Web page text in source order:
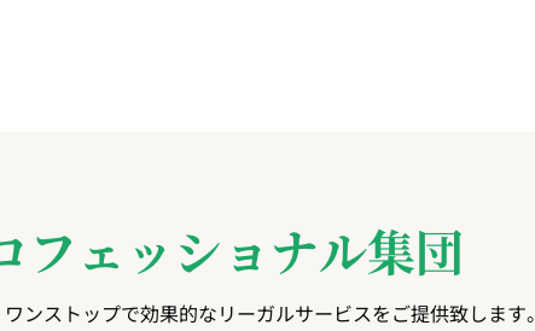
フェッショナル集団
ンストップで効果的なリーガルサービスをご提供致します。